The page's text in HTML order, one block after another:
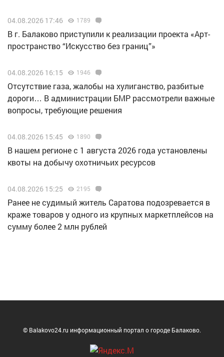
04.08.2026 17:46 1789
В г. Балаково приступили к реализации проекта «Арт-
пространство “Искусство без границ”»
04.08.2026 16:15 1946
Отсутствие газа, жалобы на хулиганство, разбитые
дороги… В администрации БМР рассмотрели важные
вопросы, требующие решения
04.08.2026 15:45 1890
В нашем регионе с 1 августа 2026 года установлены
квоты на добычу охотничьих ресурсов
04.08.2026 15:25 2195
Ранее не судимый житель Саратова подозревается в
краже товаров у одного из крупных маркетплейсов на
сумму более 2 млн рублей
© Balakovo24.ru информационный портал о городе Балаково.